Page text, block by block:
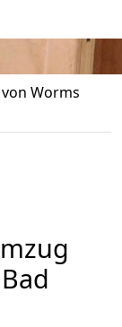
Worms